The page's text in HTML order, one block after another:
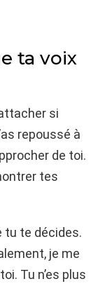
ta voix
si
repoussé à
de toi.
tes
tu te décides.
je me
Tu n’es plus